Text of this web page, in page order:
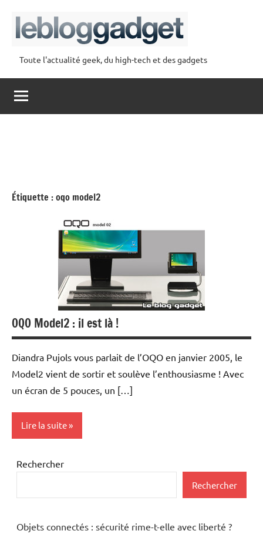
contenu
lebloggadget
Toute l'actualité geek, du high-tech et des gadgets
Étiquette :oqo model2
OQO Model2 : il est là !
Diandra Pujols vous parlait de l’OQO en janvier 2005, le
Model2 vient de sortir et soulève l’enthousiasme ! Avec
un écran de 5 pouces, un […]
Lire la suite
Internet
Wi-
Rechercher
Rechercher
Objets connectés : sécurité rime-t-elle avec liberté ?